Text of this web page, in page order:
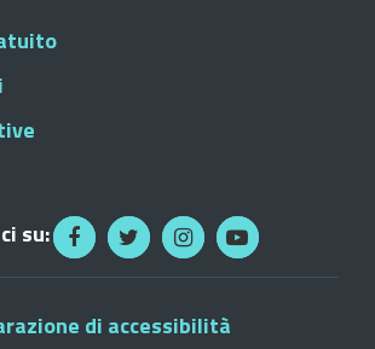
su:
di accessibilità